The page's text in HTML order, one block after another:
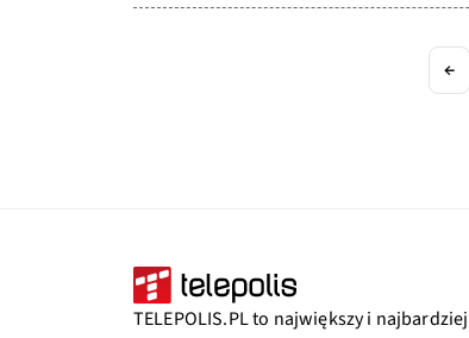
←
TELEPOLIS.PL to największy i najbardziej